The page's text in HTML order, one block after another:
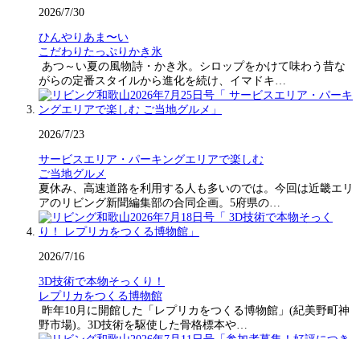
2026/7/30
ひんやりあま〜い
こだわりたっぷりかき氷
あつ～い夏の風物詩・かき氷。シロップをかけて味わう昔な
がらの定番スタイルから進化を続け、イマドキ…
2026/7/23
サービスエリア・パーキングエリアで楽しむ
ご当地グルメ
夏休み、高速道路を利用する人も多いのでは。今回は近畿エリ
アのリビング新聞編集部の合同企画。5府県の…
2026/7/16
3D技術で本物そっくり！
レプリカをつくる博物館
昨年10月に開館した「レプリカをつくる博物館」(紀美野町神
野市場)。3D技術を駆使した骨格標本や…